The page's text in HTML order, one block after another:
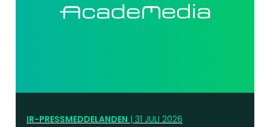
IR-PRESSMEDDELANDEN | 31 JULI 2026